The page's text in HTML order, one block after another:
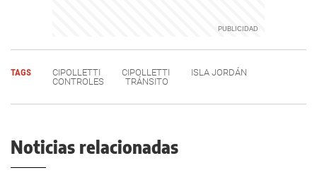
TAGS CIPOLLETTI CIPOLLETTI
ISLA JORDÁN
CONTROLES
TRÁNSITO
Noticias relacionadas